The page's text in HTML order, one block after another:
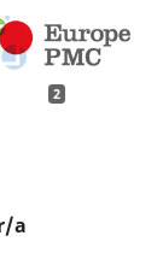
2
a